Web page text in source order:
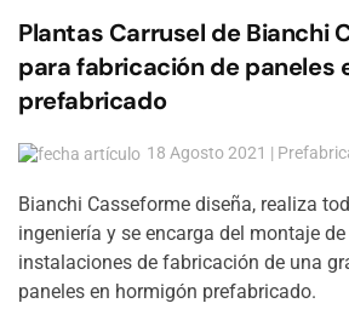
Plantas Carrusel de Bianchi
para fabricación de paneles
prefabricado
18 Agosto 2021 |
Bianchi Casseforme diseña, realiza
ingeniería y se encarga del montaje
instalaciones de fabricación de una
paneles en hormigón prefabricado.